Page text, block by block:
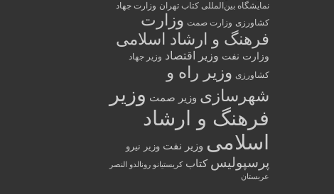
نمایشگاه بین‌المللی کتاب تهران وزارت جهاد
کشاورزی وزارت صمت وزارت
فرهنگ و ارشاد اسلامی
وزارت نفت وزیر اقتصاد وزیر جهاد
کشاورزی وزیر راه و
شهرسازی وزیر صمت وزیر
فرهنگ و ارشاد
اسلامی وزیر نفت وزیر نیرو
پرسپولیس کتاب کریستیانو رونالدو النصر
عربستان